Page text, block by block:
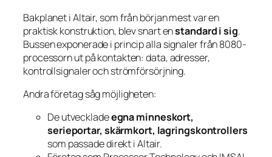
Bakplanet i Altair, som från början mest var en
praktisk konstruktion, blev snart enstandard i sig.
Bussen exponerade i princip alla signaler från 8080-
processorn ut på kontakten: data, adresser,
kontrollsignaler och strömförsörjning.
Andra företag såg möjligheten:
De utveckladeegna minneskort,
serieportar, skärmkort, lagringskontrollers
som passade direkt i Altair.